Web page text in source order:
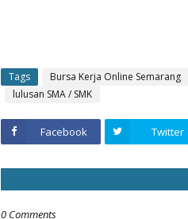
Tags Bursa Kerja Online Semarang
lulusan SMA / SMK
Facebook Twitter
0 Comments